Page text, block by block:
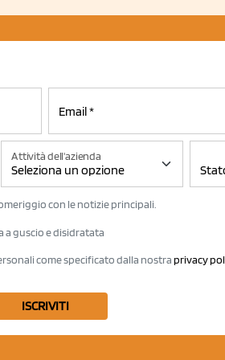
Attività dell'azienda
con le notizie principali.
a guscio e disidratata
come specificato dalla nostra privacy
ISCRIVITI